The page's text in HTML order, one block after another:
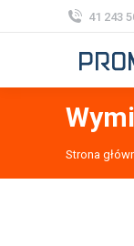
41 243
Jesteś
Strona